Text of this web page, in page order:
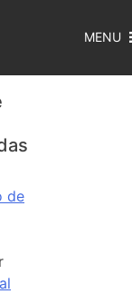
MENU
de